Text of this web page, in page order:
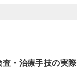
・治療手技の実際